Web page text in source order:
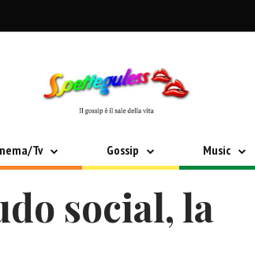
Tv Gossip Music
social, la